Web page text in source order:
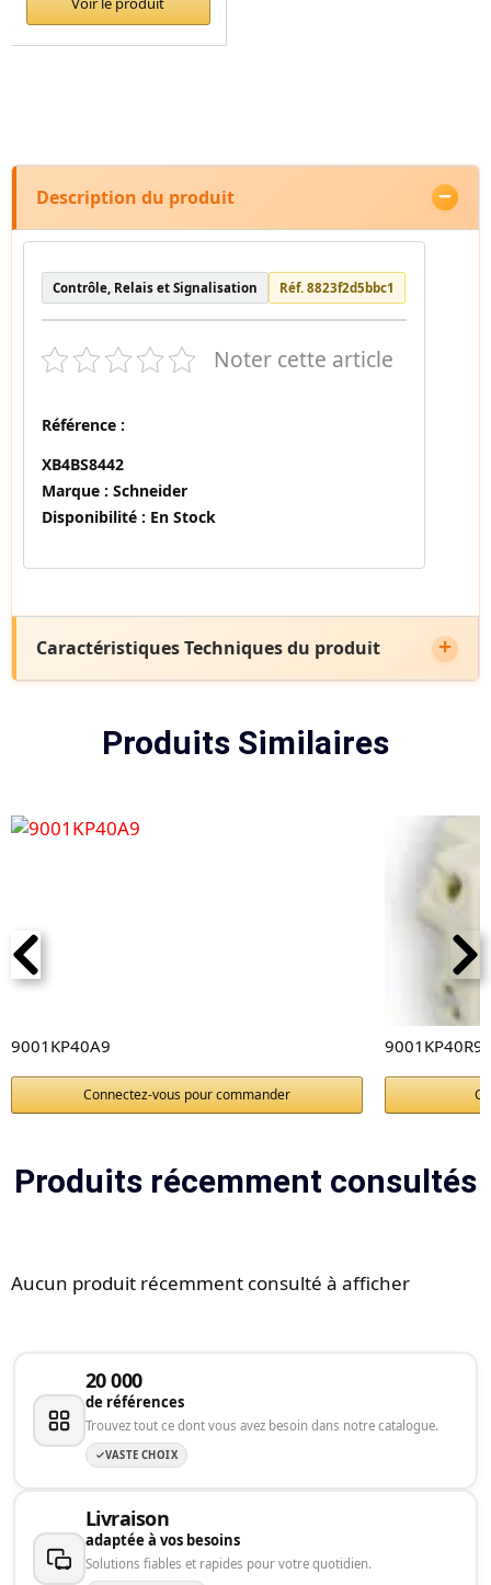
Description du produit
Contrôle, Relais et Signalisation Réf. 8823f2d5bbc1
Noter cette article
Référence :
XB4BS8442
Marque : Schneider
Disponibilité : En Stock
Caractéristiques Techniques du produit
Produits Similaires
9001KP40A9
Connectez-vous pour commander
9001KP40R9
Produits récemment consultés
Aucun produit récemment consulté à afficher
20 000
de références
Trouvez tout ce dont vous avez besoin dans notre catalogue.
VASTE CHOIX
Livraison
adaptée à vos besoins
Solutions fiables et rapides pour votre quotidien.